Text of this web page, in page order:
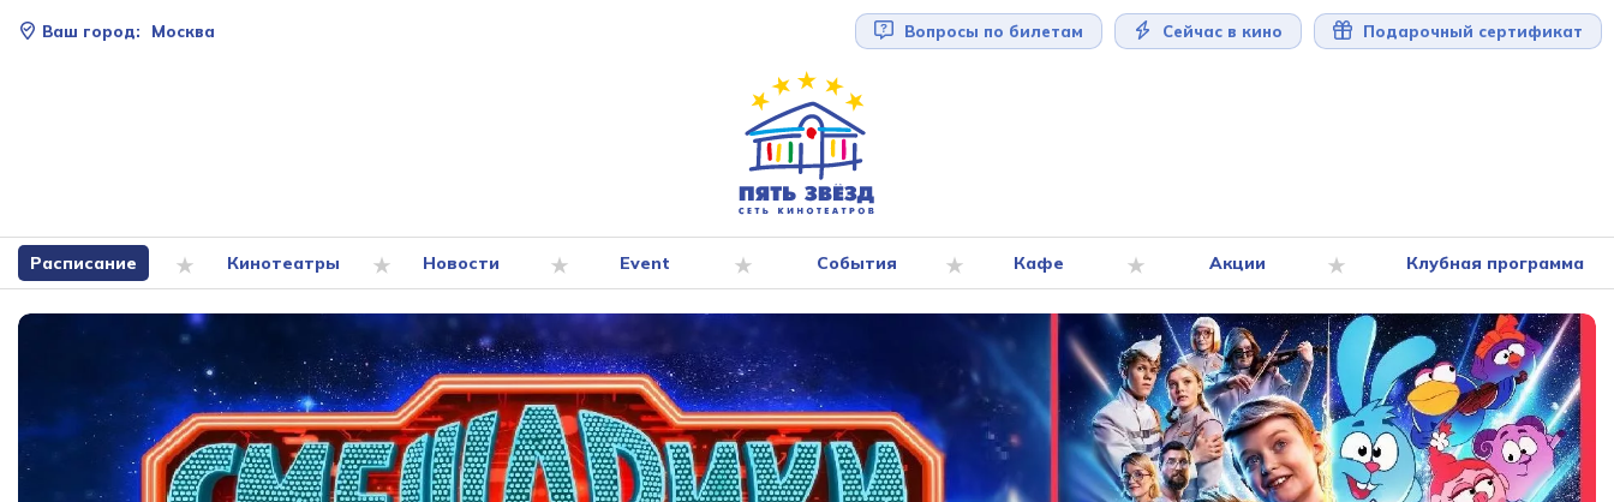
Ваш город: Москва Вопросы по билетам Сейчас в кино Подарочный сертификат
Расписание Кинотеатры Новости Event События Кафе Акции Клубная программа